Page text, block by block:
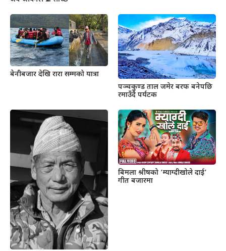
बेनीबजार देखि रारा सम्मको यात्रा
पञ्चकुण्ड ताल जमेर बरफ बनेपछि
रमाउँदै पर्यटक
बिमला श्रीषको ‘म्याग्दीखोले दाई’
गीत बजारमा